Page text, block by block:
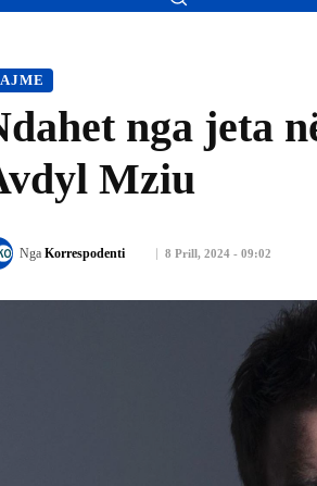
nga jeta
Mziu
8 Prill, 2024 - 09:02
Nga Korrespodenti